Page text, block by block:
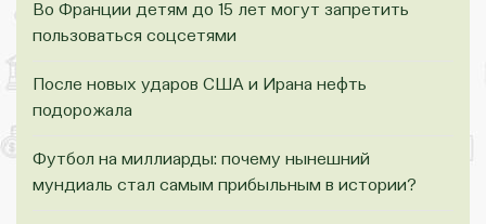
Во Франции детям до 15 лет могут запретить
пользоваться соцсетями
После новых ударов США и Ирана нефть
подорожала
Футбол на миллиарды: почему нынешний
мундиаль стал самым прибыльным в истории?